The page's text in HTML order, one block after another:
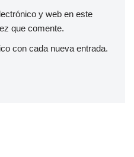
y web en este
que comente.
con cada nueva entrada.